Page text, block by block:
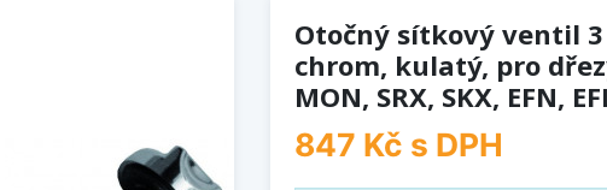
Otočný sítkový ventil 3
chrom, kulatý, pro
MON, SRX, SKX, EFN,
847 Kč s DPH